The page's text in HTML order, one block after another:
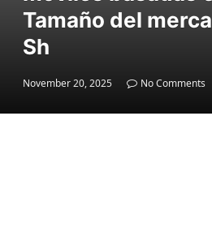
Tamaño del
Sh
November 20, 2025 No Comments